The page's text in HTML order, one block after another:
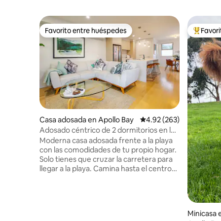
Favorito entre huéspedes
Favorito entre huéspedes
Casa adosada en Apollo Bay Calificación promedio:
4.92 (263)
Adosado céntrico de 2 dormitorios en la
playa
Moderna casa adosada frente a la playa
con las comodidades de tu propio hogar.
Solo tienes que cruzar la carretera para
llegar a la playa. Camina hasta el centro
De los
Minicasa